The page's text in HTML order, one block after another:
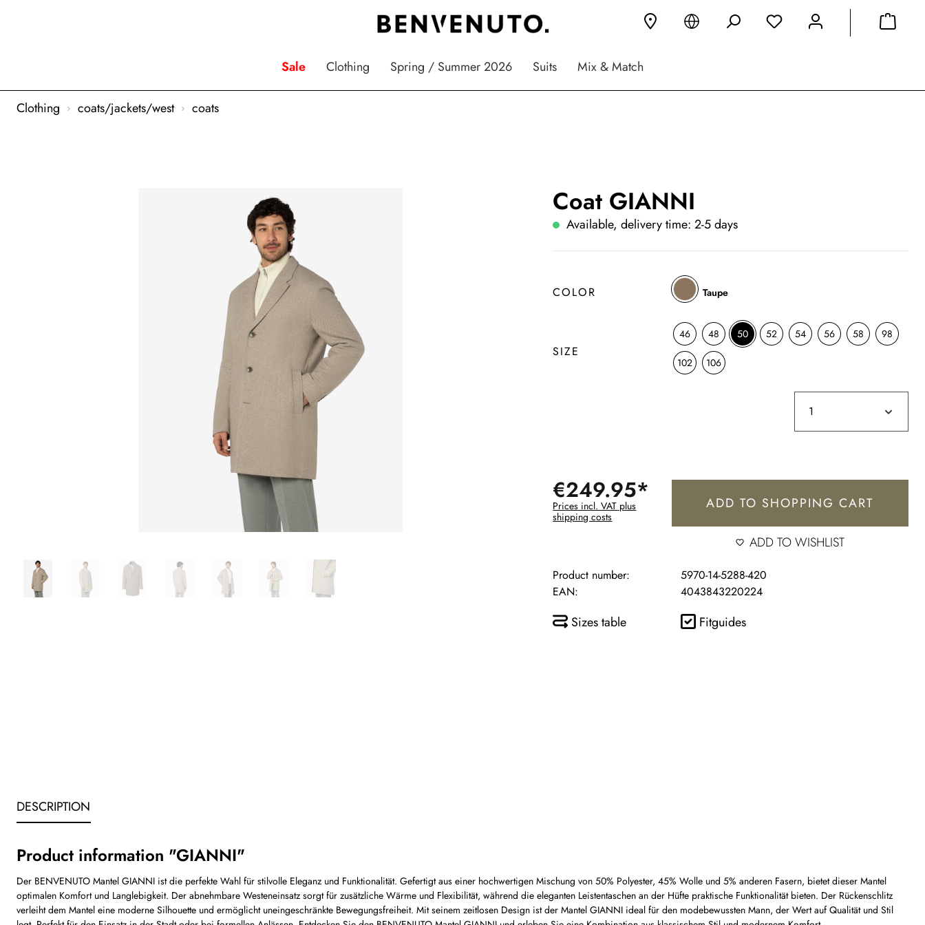
Sale Clothing Spring / Summer 2026 Suits Mix & Match
Clothing coats/jackets/west coats
Coat GIANNI
Available, delivery time: 2-5 days
COLOR Taupe
SIZE
46 48 50 52 54 56 58 98
102 106
€249.95*
Prices incl. VAT plus
shipping costs
ADD TO SHOPPING CART
ADD TO WISHLIST
Product number:
5970-14-5288-420
EAN:
4043843220224
Sizes table Fitguides
DESCRIPTION
Product information "GIANNI"
Der BENVENUTO Mantel GIANNI ist die perfekte Wahl für stilvolle Eleganz und Funktionalität. Gefertigt aus einer hochwertigen Mischung von 50% Polyester, 45% Wolle und 5% anderen Fasern, bietet dieser Mantel
optimalen Komfort und Langlebigkeit. Der abnehmbare Westeneinsatz sorgt für zusätzliche Wärme und Flexibilität, während die eleganten Leistentaschen an der Hüfte praktische Funktionalität bieten. Der Rückenschlitz
verleiht dem Mantel eine moderne Silhouette und ermöglicht uneingeschränkte Bewegungsfreiheit. Mit seinem zeitlosen Design ist der Mantel GIANNI ideal für den modebewussten Mann, der Wert auf Qualität und Stil